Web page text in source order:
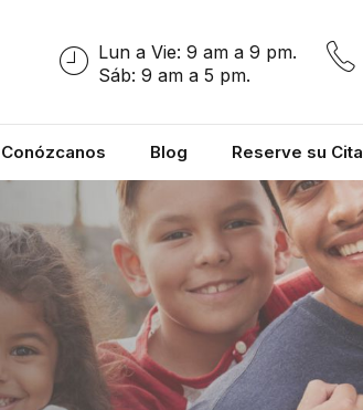
Lun a Vie: 9 am a 9 pm.
Sáb: 9 am a 5 pm.
Conózcanos Blog Reserve su Cita